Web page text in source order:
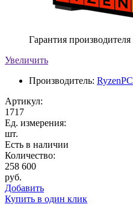
Гарантия производителя
Увеличить
Производитель: RyzenPC
Артикул:
1717
Ед. измерения:
шт.
Есть в наличии
Количество:
258 600
руб.
Добавить
Купить в один клик